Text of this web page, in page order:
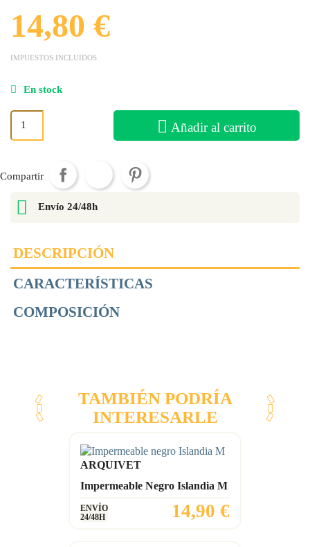
14,80 €
IMPUESTOS INCLUIDOS
En stock
Añadir al carrito
Compartir
Envío 24/48h
DESCRIPCIÓN
CARACTERÍSTICAS
COMPOSICIÓN
TAMBIÉN PODRÍA
INTERESARLE
ARQUIVET
Impermeable Negro Islandia M
ENVÍO
24/48H
Precio
14,90 €